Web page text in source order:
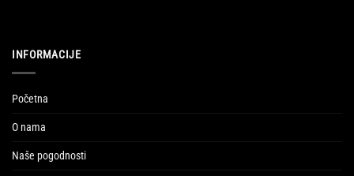
INFORMACIJE
Početna
O nama
Naše pogodnosti